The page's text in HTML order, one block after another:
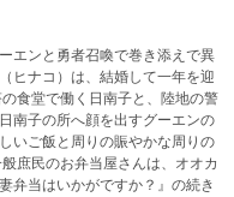
エンと勇者召喚で巻き添えで異
ヒナコ）は、結婚して一年を迎
食堂で働く日南子と、陸地の警
南子の所へ顔を出すグーエンの
いご飯と周りの賑やかな周りの
弁当はいかがですか？』の続き